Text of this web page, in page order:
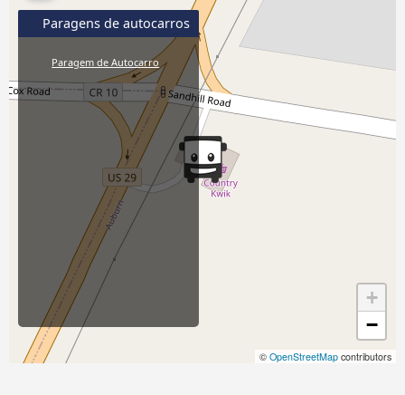
+
−
© OpenStreetMap contributors
Paragens de autocarros
Paragem de Autocarro